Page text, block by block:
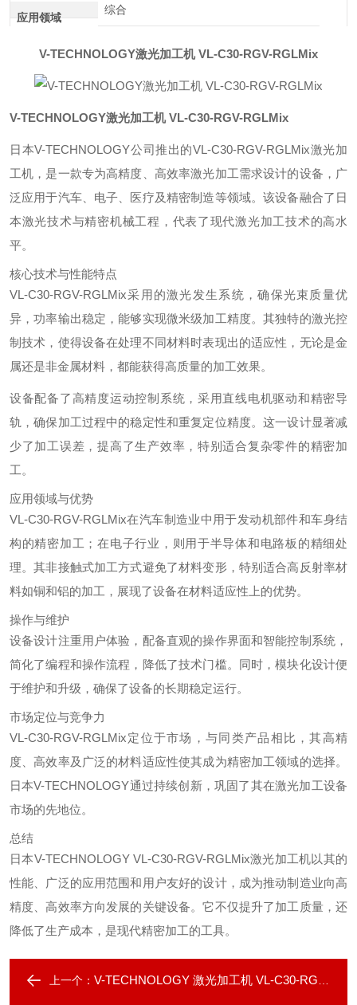
应用领域
综合
V-TECHNOLOGY激光加工机 VL-C30-RGV-RGLMix
V-TECHNOLOGY激光加工机 VL-C30-RGV-RGLMix
日本V-TECHNOLOGY公司推出的VL-C30-RGV-RGLMix激光加
工机，是一款专为高精度、高效率激光加工需求设计的设备，广
泛应用于汽车、电子、医疗及精密制造等领域。该设备融合了日
本激光技术与精密机械工程，代表了现代激光加工技术的高水
平。
核心技术与性能特点
VL-C30-RGV-RGLMix采用的激光发生系统，确保光束质量优
异，功率输出稳定，能够实现微米级加工精度。其独特的激光控
制技术，使得设备在处理不同材料时表现出的适应性，无论是金
属还是非金属材料，都能获得高质量的加工效果。
设备配备了高精度运动控制系统，采用直线电机驱动和精密导
轨，确保加工过程中的稳定性和重复定位精度。这一设计显著减
少了加工误差，提高了生产效率，特别适合复杂零件的精密加
工。
应用领域与优势
VL-C30-RGV-RGLMix在汽车制造业中用于发动机部件和车身结
构的精密加工；在电子行业，则用于半导体和电路板的精细处
理。其非接触式加工方式避免了材料变形，特别适合高反射率材
料如铜和铝的加工，展现了设备在材料适应性上的优势。
操作与维护
设备设计注重用户体验，配备直观的操作界面和智能控制系统，
简化了编程和操作流程，降低了技术门槛。同时，模块化设计便
于维护和升级，确保了设备的长期稳定运行。
市场定位与竞争力
VL-C30-RGV-RGLMix定位于市场，与同类产品相比，其高精
度、高效率及广泛的材料适应性使其成为精密加工领域的选择。
日本V-TECHNOLOGY通过持续创新，巩固了其在激光加工设备
市场的先地位。
总结
日本V-TECHNOLOGY VL-C30-RGV-RGLMix激光加工机以其的
性能、广泛的应用范围和用户友好的设计，成为推动制造业向高
精度、高效率方向发展的关键设备。它不仅提升了加工质量，还
降低了生产成本，是现代精密加工的工具。
上一个： V-TECHNOLOGY 激光加工机 VL-C30-RGV-RGMix